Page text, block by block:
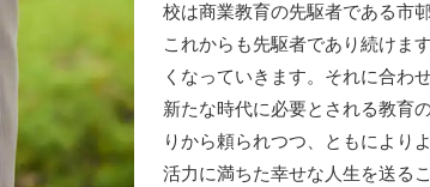
校は商業教育の先駆者である市
これからも先駆者であり続けま
くなっていきます。それに合わ
新たな時代に必要とされる教育
りから頼られつつ、ともにより
活力に満ちた幸せな人生を送る